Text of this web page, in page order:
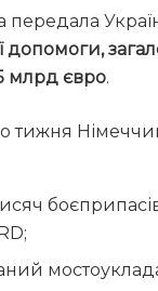
передала
допомоги,
млрд євро.
тижня